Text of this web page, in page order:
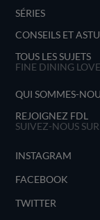
SÉRIES
CONSEILS ET
TOUS LES SUJETS
FINE DINING
QUI SOMMES-
REJOIGNEZ FDL
SUIVEZ-NOUS SUR
INSTAGRAM
FACEBOOK
TWITTER